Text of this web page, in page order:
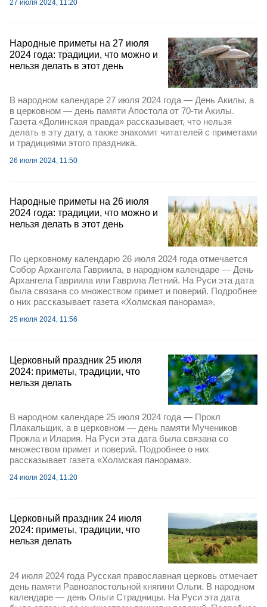
27 июля 2024, 11:20
Народные приметы на 27 июля
2024 года: традиции, что можно и
нельзя делать в этот день
В народном календаре 27 июля 2024 года — День Акилы, а
в церковном — день памяти Апостола от 70-ти Акилы.
Газета «Долинская правда» рассказывает, что нельзя
делать в эту дату, а также знакомит читателей с приметами
и традициями этого праздника.
26 июля 2024, 11:50
Народные приметы на 26 июля
2024 года: традиции, что можно и
нельзя делать в этот день
По церковному календарю 26 июля 2024 года отмечается
Собор Архангела Гавриила, в народном календаре — День
Архангела Гавриила или Гаврила Летний. На Руси эта дата
была связана со множеством примет и поверий. Подробнее
о них рассказывает газета «Холмская панорама».
25 июля 2024, 11:56
Церковный праздник 25 июля
2024: приметы, традиции, что
нельзя делать
В народном календаре 25 июля 2024 года — Прокл
Плакальщик, а в церковном — день памяти Мучеников
Прокла и Илария. На Руси эта дата была связана со
множеством примет и поверий. Подробнее о них
рассказывает газета «Холмская панорама».
24 июля 2024, 11:20
Церковный праздник 24 июля
2024: приметы, традиции, что
нельзя делать
24 июля 2024 года Русская православная церковь отмечает
день памяти Равноапостольной княгини Ольги. В народном
календаре — день Ольги Страдницы. На Руси эта дата